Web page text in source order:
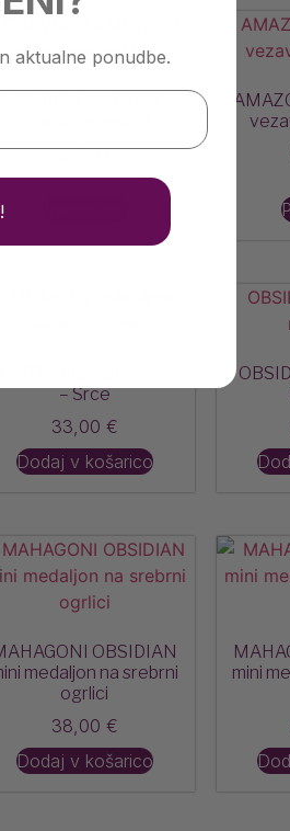
35,00€
– Srce
33,00 €
Dodaj v košarico
OBSIDIAN
medaljon na srebrni
ogrlici
38,00 €
Dodaj v košarico
mini
aktualne ponudbe.